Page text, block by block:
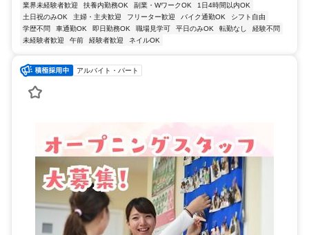
業界未経験者歓迎 扶養内勤務OK 副業・WワークOK
1日4時間以内OK
土日祝のみOK
主婦・主夫歓迎 フリーター歓迎 バイク通勤OK
シフト自由
学歴不問
車通勤OK 即日勤務OK 職場見学可 平日のみOK 転勤なし
経験不問
未経験者歓迎
午前 経験者歓迎 ネイルOK
アルバイト・パート